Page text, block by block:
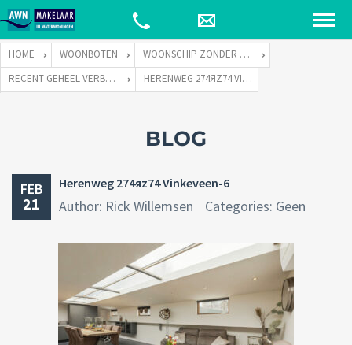
HOME WOONBOTEN
WOONSCHIP ZONDER LIGPLAATS
RECENT GEHEEL VERBOUWD WOONSCHIP ZONDER LIGPLAATS.
HERENWEG 274ЯZ74 VINKEVEEN-6
BLOG
FEB
21
Herenweg 274яz74 Vinkeveen-6
Author: Rick Willemsen Categories: Geen